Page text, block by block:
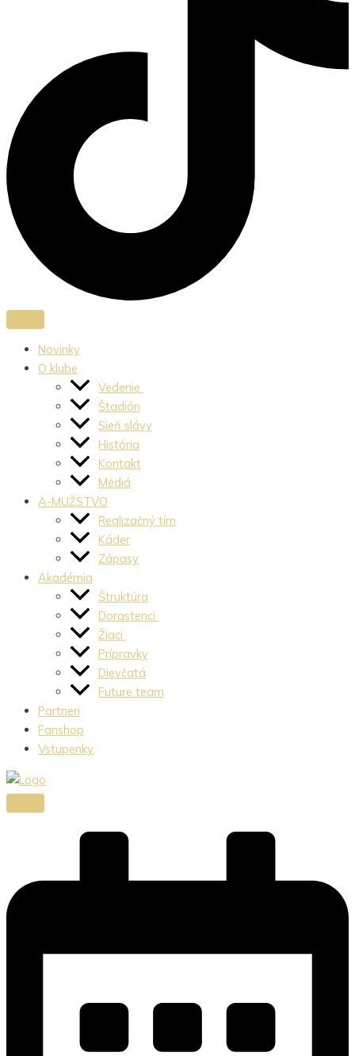
Novinky
O klube
Vedenie
Štadión
Sieň slávy
História
Kontakt
Médiá
A-MUŽSTVO
Realizačný tím
Káder
Zápasy
Akadémia
Štruktúra
Dorastenci
Žiaci
Prípravky
Dievčatá
Future team
Partneri
Fanshop
Vstupenky